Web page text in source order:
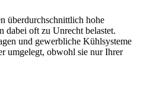
überdurchschnittlich hohe
dabei oft zu Unrecht belastet.
und gewerbliche Kühlsysteme
umgelegt, obwohl sie nur Ihrer